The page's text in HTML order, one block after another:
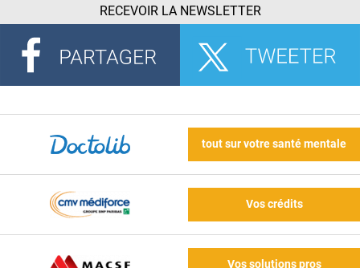
RECEVOIR LA NEWSLETTER
tout sur votre santé mentale
Vos crédits
Vos solutions pros